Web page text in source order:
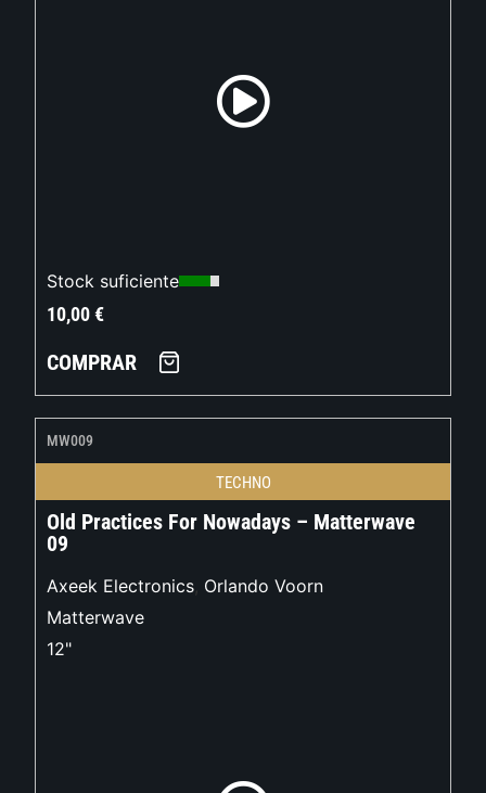
Stock suficiente
10,00€
COMPRAR
MW009
TECHNO
Old Practices For Nowadays – Matterwave
09
Axeek Electronics, Orlando Voorn
Matterwave
12"